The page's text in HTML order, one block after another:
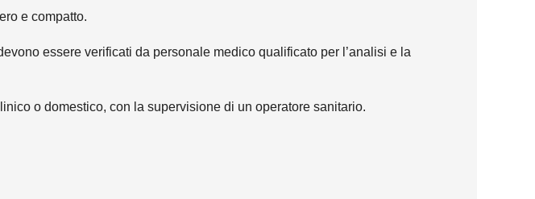
e compatto.
essere verificati da personale medico qualificato per l’analisi e la
o domestico, con la supervisione di un operatore sanitario.